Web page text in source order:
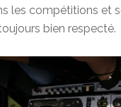
les compétitions et
bien respecté.